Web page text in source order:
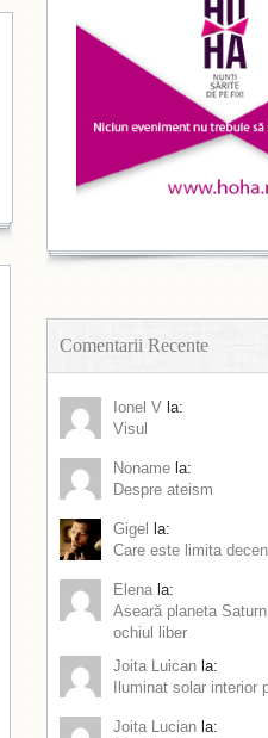
Comentarii Recente
Ionel V la:
Visul
Noname la:
Despre ateism
Gigel
la:
Care este limita
Elena la:
Aseară planeta
ochiul liber
Joita Luican la:
Iluminat solar interior
Joita Lucian la: